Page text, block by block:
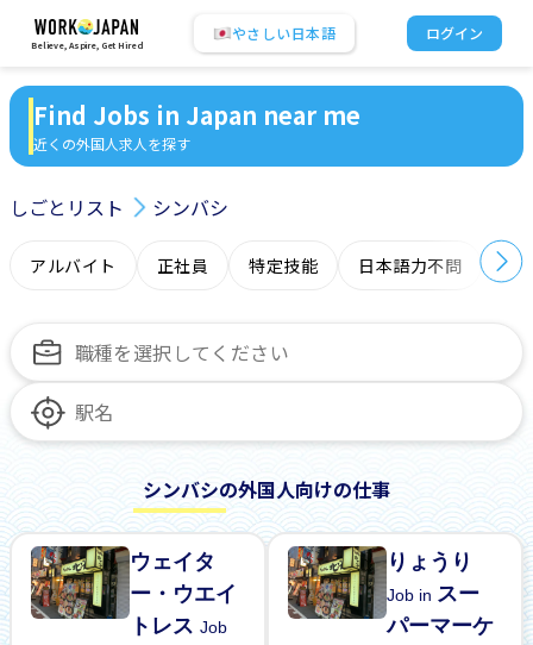
Believe, Aspire, Get Hired
やさしい日本語 ログイン
Find Jobs in Japan near me
近くの外国人求人を探す
しごとリスト シンバシ
アルバイト 正社員 特定技能 日本語力不問 オ
シンバシの外国人向けの仕事
ウェイタ
ー・ウエイ
トレスJob
りょうり
Job in スー
パーマーケ